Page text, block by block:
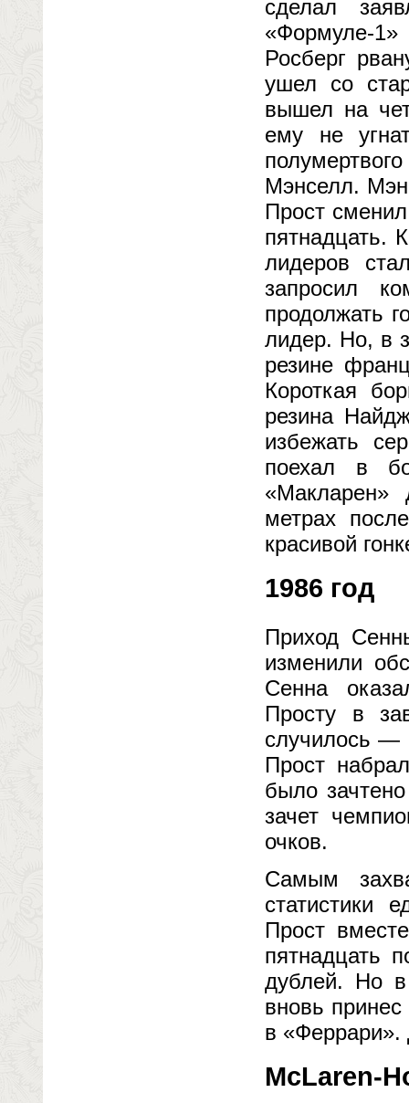
сделал
«Формуле-
Росберг
ушел со
вышел на
ему не
Мэнселл.
Прост
пятнадцать.
лидеров
запросил
продолжать
лидер. Но, в
резине
Короткая
резина
избежать
поехал в
«Макларен»
метрах
красивой
1986 год
Приход
изменили
Сенна
Просту в
случилось —
Прост
было
зачет
очков.
Самым
статистики
Прост
пятнадцать
дублей. Но
вновь
в «Феррари».
McLaren-